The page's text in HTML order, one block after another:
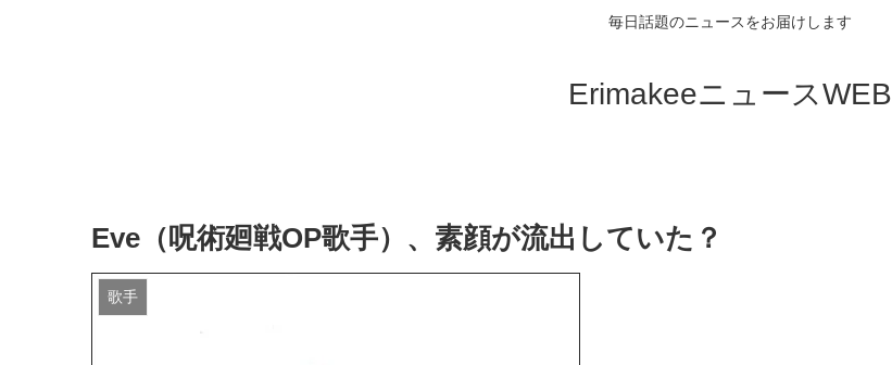
毎日話題のニュースをお届けします
ErimakeeニュースWEB
Eve（呪術廻戦OP歌手）、素顔が流出していた？
歌手